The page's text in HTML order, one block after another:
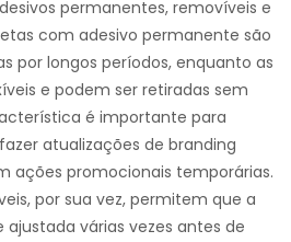
permanentes, removíveis e
com adesivo permanente são
por longos períodos, enquanto as
e podem ser retiradas sem
é importante para
atualizações de branding
ações promocionais temporárias.
por sua vez, permitem que a
várias vezes antes de